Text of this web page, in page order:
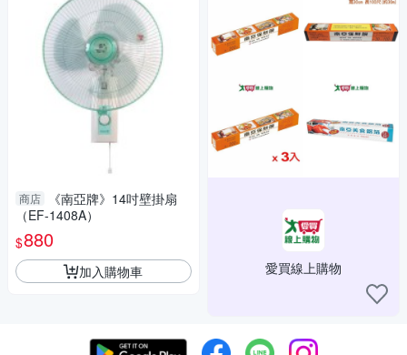
商店
《南亞牌》14吋壁掛扇
（EF-1408A）
$880
加入購物車 愛買線上購物